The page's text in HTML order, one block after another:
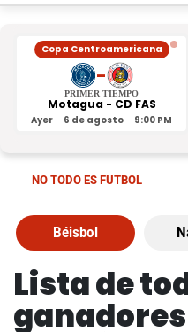
Copa Centroamericana
-
PRIMER TIEMPO
Motagua - CD FAS
Ayer 6 de agosto 9:00 PM
NO TODO ES FUTBOL
Béisbol
Lista de